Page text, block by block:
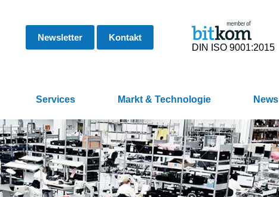
Newsletter
Kontakt
DIN ISO 9001:2015
Services Markt & Technologie News